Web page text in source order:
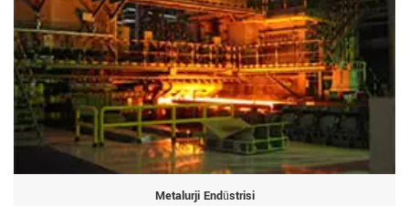
Metalurji Endüstrisi